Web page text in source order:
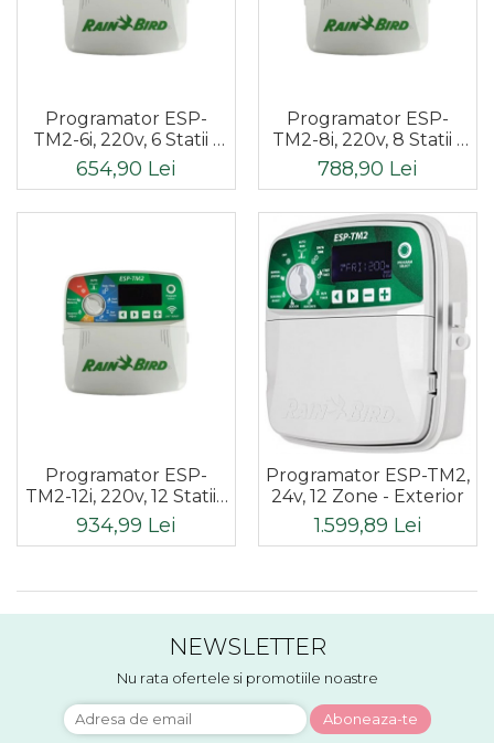
Programator ESP-
TM2-6i, 220v, 6 Statii -
Interior
654,90 Lei
Programator ESP-
TM2-8i, 220v, 8 Statii -
Interior
788,90 Lei
Programator ESP-
TM2-12i, 220v, 12 Statii -
Interior
934,99 Lei
Programator ESP-TM2,
24v, 12 Zone - Exterior
1.599,89 Lei
NEWSLETTER
Nu rata ofertele si promotiile noastre